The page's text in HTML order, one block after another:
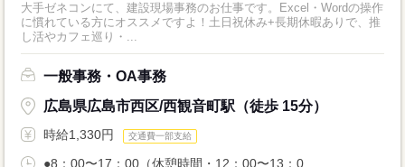
大手ゼネコンにて、建設現場事務のお仕事です。Excel・Wordの操作
に慣れている方にオススメですよ！土日祝休み+長期休暇ありで、推
し活やカフェ巡り・...
一般事務・OA事務
広島県広島市西区/西観音町駅（徒歩 15分）
時給1,330円 交通費一部支給
●8：00〜17：00（休憩時間・12：00〜13：0...